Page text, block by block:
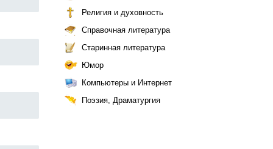
Религия и духовность
Справочная литература
Старинная литература
Юмор
Компьютеры и Интернет
Поэзия, Драматургия